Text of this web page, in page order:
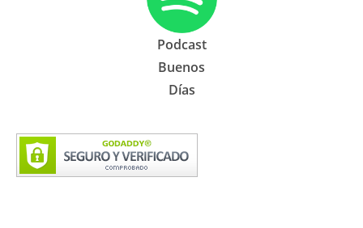
Podcast
Buenos
Días